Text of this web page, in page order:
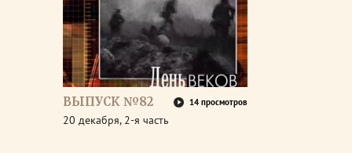
ВЫПУСК №82 14 просмотров
20 декабря, 2-я часть